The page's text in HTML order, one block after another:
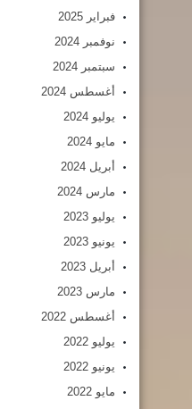
فبراير 2025
نوفمبر 2024
سبتمبر 2024
أغسطس 2024
يوليو 2024
مايو 2024
أبريل 2024
مارس 2024
يوليو 2023
يونيو 2023
أبريل 2023
مارس 2023
أغسطس 2022
يوليو 2022
يونيو 2022
مايو 2022